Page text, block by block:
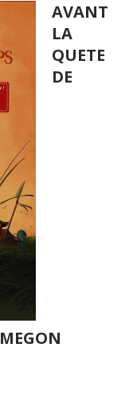
AVANT
LA
QUETE
DE